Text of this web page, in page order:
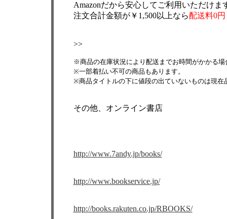
Amazonだから安心してご利用いただけま
注文合計金額が￥1,500以上なら配送料0円
>>
※商品の在庫状況により配送までお時間がかかる場
※一部着払い不可の商品もあります。
※商品タイトルの下に値段の出ていないものは現在
その他、オンライン書店
http://www.7andy.jp/books/
http://www.bookservice.jp/
http://books.rakuten.co.jp/RBOOKS/